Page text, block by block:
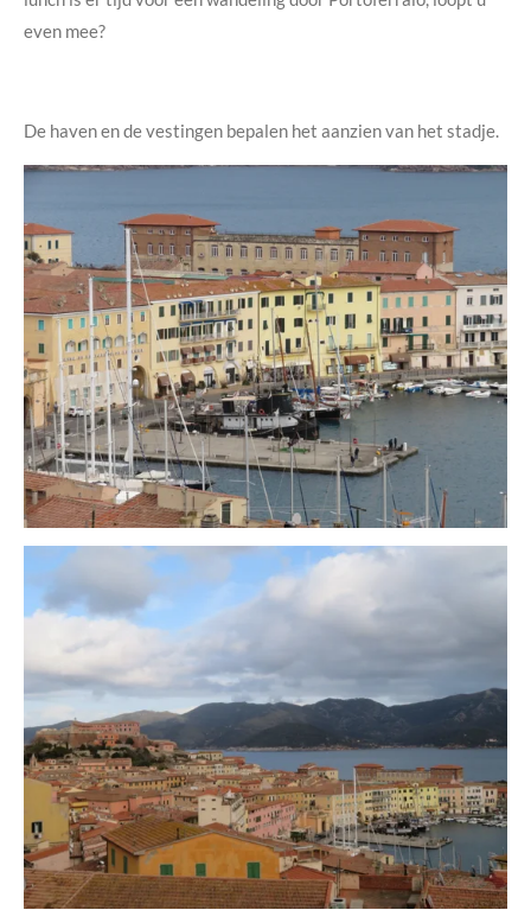
even mee?
De haven en de vestingen bepalen het aanzien van het stadje.